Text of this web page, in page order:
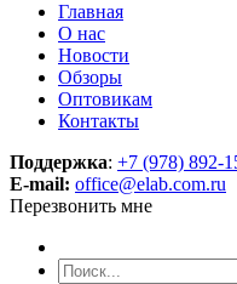
Главная
О нас
Новости
Обзоры
Оптовикам
Контакты
Поддержка: +7 (978) 892-
E-mail: office@elab.com.ru
Перезвонить мне